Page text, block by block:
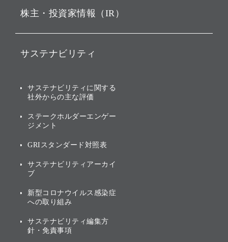
戦略
バリュー
ソフトバンクグループの歩
[AI] What dreams are made
ソフトバンク・ビジョン・
その他
グループ企業一覧
株主・投資家情報（IR）
IRカレンダー
業績・財務
アニュアルレポート
株主・投資家情報（IR）に
サステナビリティ
トップメッセージ
サステナビリティの考え方
ガバナンス
投資先のサステナビリティ
サステナビリティに関する
社外からの主な評価
ステークホルダーエンゲー
ジメント
GRIスタンダード対照表
サステナビリティアーカイ
ブ
新型コロナウイルス感染症
への取り組み
サステナビリティ編集方
針・免責事項